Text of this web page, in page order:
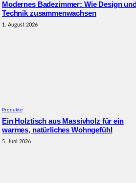
Modernes Badezimmer: Wie Design und
Technik zusammenwachsen
1. August 2026
Produkte
Ein Holztisch aus Massivholz für ein
warmes, natürliches Wohngefühl
5. Juni 2026